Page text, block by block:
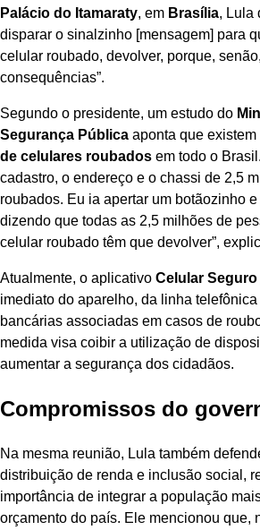
Palácio do Itamaraty, em Brasília, Lula
disparar o sinalzinho [mensagem] para
celular roubado, devolver, porque,
consequências”.
Segundo o presidente, um estudo do
Segurança Pública aponta que existem
de celulares roubados em todo o
cadastro, o endereço e o chassi de 2,5
roubados. Eu ia apertar um botãozinho
dizendo que todas as 2,5 milhões de
celular roubado têm que devolver”,
Atualmente, o aplicativo Celular Seguro
imediato do aparelho, da linha
bancárias associadas em casos de
medida visa coibir a utilização de
aumentar a segurança dos cidadãos.
Compromissos do
Na mesma reunião, Lula também
distribuição de renda e inclusão social,
importância de integrar a população
orçamento do país. Ele mencionou que,